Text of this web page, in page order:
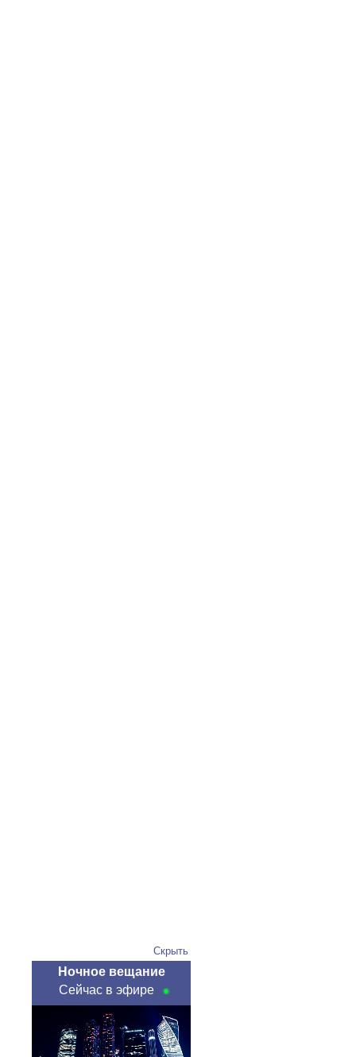
Скрыть
Ночное вещание
Сейчас в эфире